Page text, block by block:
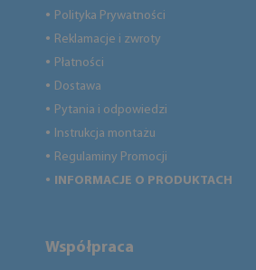
● Polityka Prywatności
● Reklamacje i zwroty
● Płatności
● Dostawa
● Pytania i odpowiedzi
● Instrukcja montażu
● Regulaminy Promocji
● INFORMACJE O PRODUKTACH
Współpraca